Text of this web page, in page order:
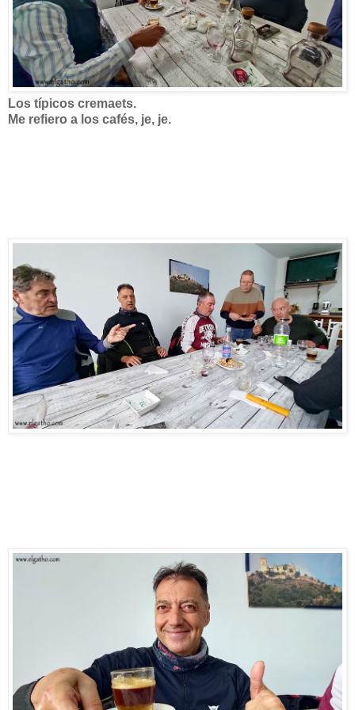
Los típicos cremaets.
Me refiero a los cafés, je, je.